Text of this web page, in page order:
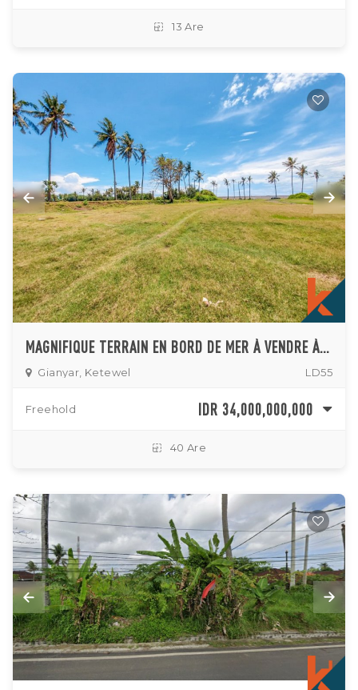
13 Are
MAGNIFIQUE TERRAIN EN BORD DE MER À VENDRE À PANTAI SABA
Gianyar, Ketewel LD55
Freehold IDR 34,000,000,000
40 Are